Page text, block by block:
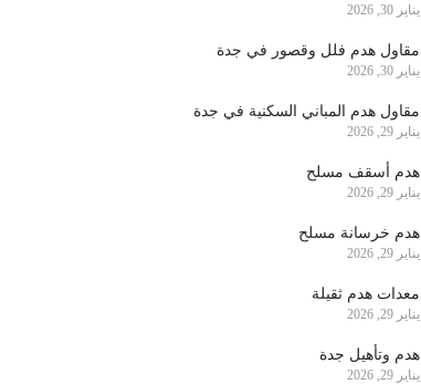
يناير 30, 2026
مقاول هدم فلل وقصور في جدة
يناير 30, 2026
مقاول هدم المباني السكنية في جدة
يناير 29, 2026
هدم أسقف مسلح
يناير 29, 2026
هدم خرسانة مسلح
يناير 29, 2026
معدات هدم ثقيلة
يناير 29, 2026
هدم وتأهيل جدة
يناير 29, 2026